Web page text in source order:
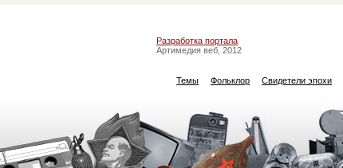
Разработка портала
Артимедия веб, 2012
Темы Фольклор Свидетели эпохи